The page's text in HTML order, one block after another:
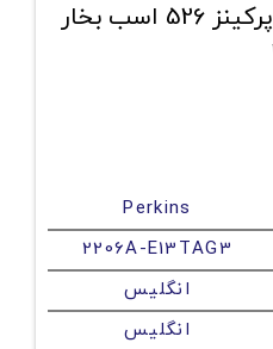
مشخصات فنی موتور پرکینز 526 اسب بخار
Perkins
2206A-E13TAG3
انگلیس
انگلیس